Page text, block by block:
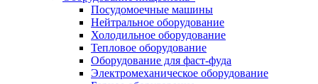
Посудомоечные машины
Нейтральное оборудование
Холодильное оборудование
Тепловое оборудование
Оборудование для фаст-фуда
Электромеханическое оборудование